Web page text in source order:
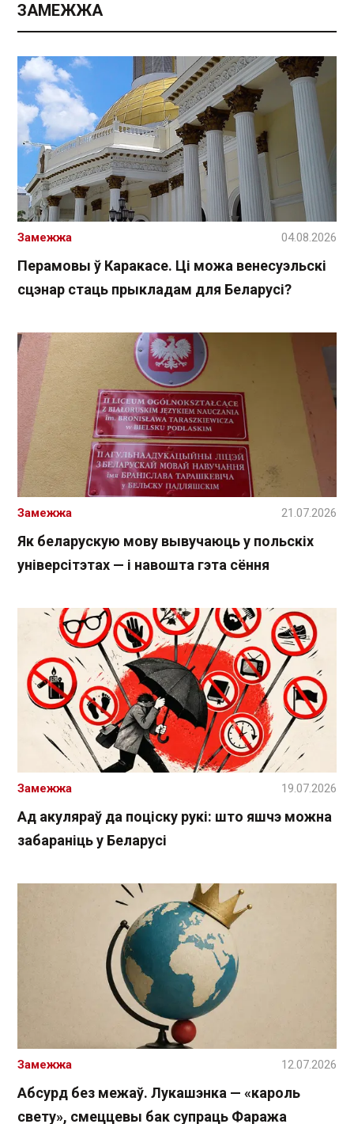
ЗАМЕЖЖА
Перамовы ў Каракасе. Ці можа венесуэльскі
сцэнар стаць прыкладам для Беларусі?
Замежжа 04.08.2026
Як беларускую мову вывучаюць у польскіх
універсітэтах — і навошта гэта сёння
Замежжа 21.07.2026
Ад акуляраў да поціску рукі: што яшчэ можна
забараніць у Беларусі
Замежжа 19.07.2026
Абсурд без межаў. Лукашэнка — «кароль
свету», смеццевы бак супраць Фаража
Замежжа 12.07.2026